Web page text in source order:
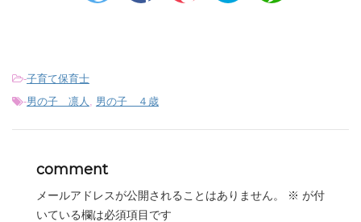
-子育て保育士
-男の子 凛人 , 男の子 ４歳
comment
メールアドレスが公開されることはありません。 ※ が付
いている欄は必須項目です